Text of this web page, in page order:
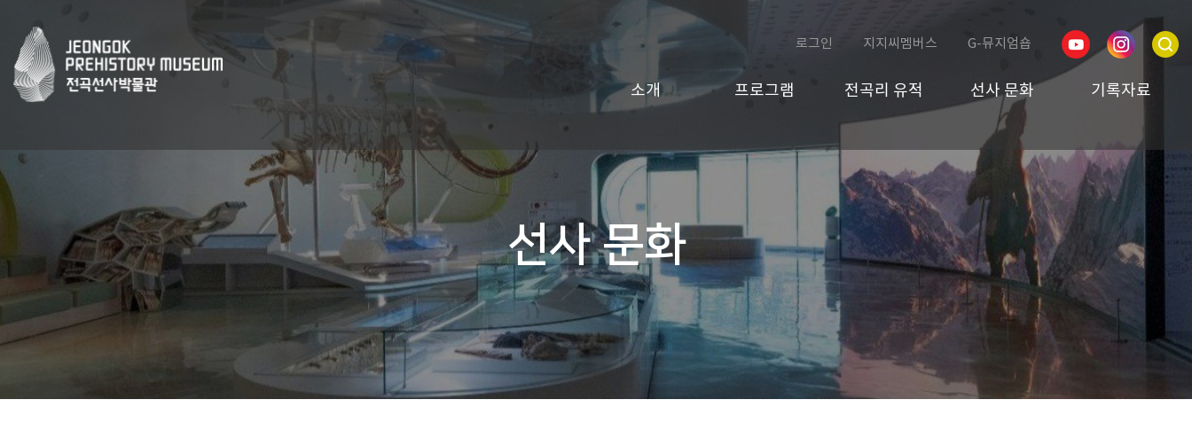
로그인 지지씨멤버스 G-뮤지엄숍
소개 프로그램 전곡리 유적 선사 문화 기록자료
선사 문화